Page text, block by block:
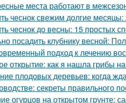
места работают в
чеснок свежим долгие
чеснок до весны: 15 простых
посадить клубнику весной:
подход к лечению
открытие: как я нашла грибы
плодовых деревьев: когда
секреты правильного
огурцов на открытом грунте: